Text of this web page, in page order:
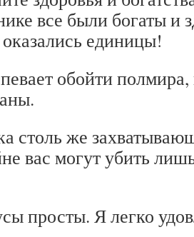
все были богаты и
единицы!
обойти полмира,
столь же
вас могут убить
просты. Я легко